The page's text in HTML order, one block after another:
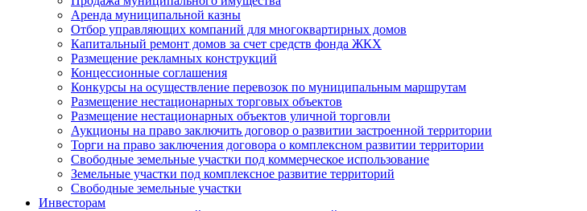
Аренда муниципальной казны
Отбор управляющих компаний для многоквартирных домов
Капитальный ремонт домов за счет средств фонда ЖКХ
Размещение рекламных конструкций
Концессионные соглашения
Конкурсы на осуществление перевозок по муниципальным маршрутам
Размещение нестационарных торговых объектов
Размещение нестационарных объектов уличной торговли
Аукционы на право заключить договор о развитии застроенной территории
Торги на право заключения договора о комплексном развитии территории
Свободные земельные участки под коммерческое использование
Земельные участки под комплексное развитие территорий
Свободные земельные участки
Инвесторам